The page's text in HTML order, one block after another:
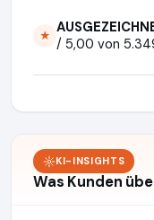
★ / 5,00 von
KI-INSIGHTS
Was Kunden